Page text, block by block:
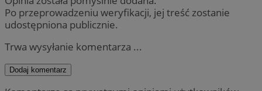
Po przeprowadzeniu weryfikacji, jej treść zostanie
udostępniona publicznie.
Trwa wysyłanie komentarza ...
Dodaj komentarz